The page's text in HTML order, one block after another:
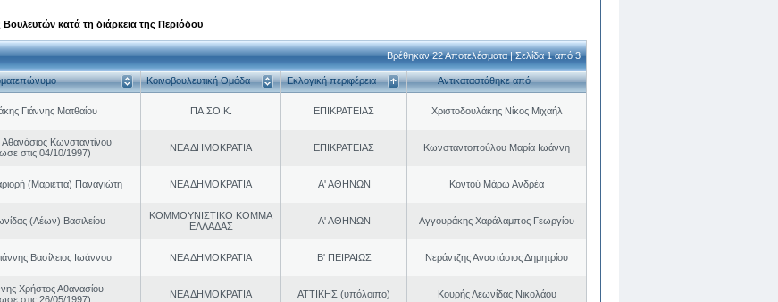
Βουλευτών κατά τη διάρκεια της Περιόδου
Βρέθηκαν 22 Αποτελέσματα | Σελίδα 1 από 3
Κοινοβουλευτική Ομάδα Εκλογική περιφέρεια Αντικαταστάθηκε από
Γιάννης Ματθαίου ΠΑ.ΣΟ.Κ. ΕΠΙΚΡΑΤΕΙΑΣ Χριστοδουλάκης Νίκος Μιχαήλ
Κωνσταντίνου
στις 04/10/1997)
ΝΕΑ ΔΗΜΟΚΡΑΤΙΑ ΕΠΙΚΡΑΤΕΙΑΣ Κωνσταντοπούλου Μαρία Ιωάννη
(Μαριέττα) Παναγιώτη ΝΕΑ ΔΗΜΟΚΡΑΤΙΑ Α' ΑΘΗΝΩΝ Κοντού Μάρω Ανδρέα
(Λέων) Βασιλείου
ΚΟΜΜΟΥΝΙΣΤΙΚΟ ΚΟΜΜΑ
ΕΛΛΑΔΑΣ
Α' ΑΘΗΝΩΝ Αγγουράκης Χαράλαμπος Γεωργίου
Βασίλειος Ιωάννου ΝΕΑ ΔΗΜΟΚΡΑΤΙΑ Β' ΠΕΙΡΑΙΩΣ Νεράντζης Αναστάσιος Δημητρίου
Χρήστος Αθανασίου
στις 26/05/1997)
ΝΕΑ ΔΗΜΟΚΡΑΤΙΑ ΑΤΤΙΚΗΣ (υπόλοιπο) Κουρής Λεωνίδας Νικολάου